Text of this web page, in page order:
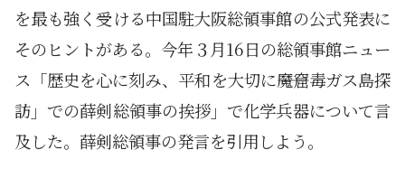
を最も強く受ける中国駐大阪総領事館の公式発表に
そのヒントがある。今年３月16日の総領事館ニュー
ス「歴史を心に刻み、平和を大切に――魔窟毒ガス島探
訪」での薛剣総領事の挨拶」で化学兵器について言
及した。薛剣総領事の発言を引用しよう。